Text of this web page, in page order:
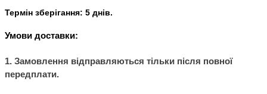
Термін зберігання: 5 днів.
Умови доставки:
1. Замовлення відправляються тільки після повної
передплати.